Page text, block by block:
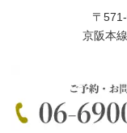
〒
京阪本